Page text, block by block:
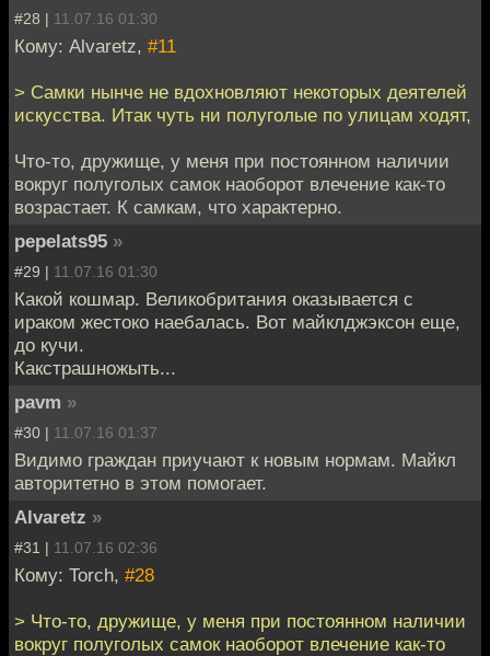
#28 | 11.07.16 01:30
Кому: Alvaretz, #11
> Самки нынче не вдохновляют некоторых деятелей
искусства. Итак чуть ни полуголые по улицам ходят,
Что-то, дружище, у меня при постоянном наличии
вокруг полуголых самок наоборот влечение как-то
возрастает. К самкам, что характерно.
pepelats95 »
#29 | 11.07.16 01:30
Какой кошмар. Великобритания оказывается с
ираком жестоко наебалась. Вот майклджэксон еще,
до кучи.
Какстрашножыть...
pavm »
#30 | 11.07.16 01:37
Видимо граждан приучают к новым нормам. Майкл
авторитетно в этом помогает.
Alvaretz »
#31 | 11.07.16 02:36
Кому: Torch, #28
> Что-то, дружище, у меня при постоянном наличии
вокруг полуголых самок наоборот влечение как-то